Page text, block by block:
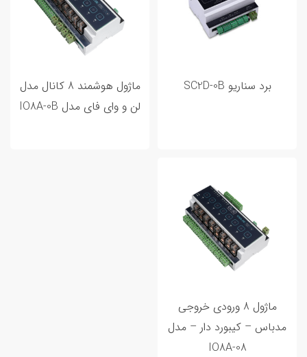
برد سناریو SC2D-0B
ماژول هوشمند 8 کانال مدل
لن و وای فای مدل IO8A-0B
ماژول 8 ورودی خروجی
مدباس – کیبورد دار – مدل
IO8A-08